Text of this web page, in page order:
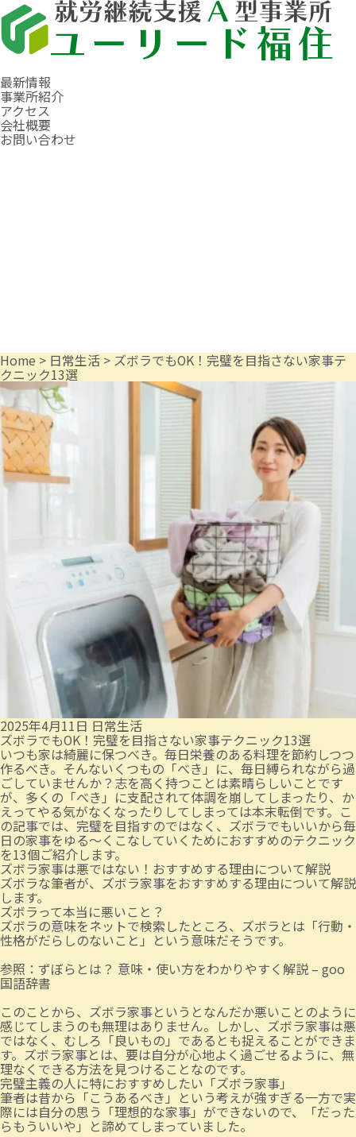
最新情報
事業所紹介
アクセス
会社概要
お問い合わせ
Home > 日常生活 > ズボラでもOK！完璧を目指さない家事テ
クニック13選
2025年4月11日 日常生活
ズボラでもOK！完璧を目指さない家事テクニック13選
いつも家は綺麗に保つべき。毎日栄養のある料理を節約しつつ
作るべき。そんないくつもの「べき」に、毎日縛られながら過
ごしていませんか？志を高く持つことは素晴らしいことです
が、多くの「べき」に支配されて体調を崩してしまったり、か
えってやる気がなくなったりしてしまっては本末転倒です。こ
の記事では、完璧を目指すのではなく、ズボラでもいいから毎
日の家事をゆる～くこなしていくためにおすすめのテクニック
を13個ご紹介します。
ズボラ家事は悪ではない！おすすめする理由について解説
ズボラな筆者が、ズボラ家事をおすすめする理由について解説
します。
ズボラって本当に悪いこと？
ズボラの意味をネットで検索したところ、ズボラとは「行動・
性格がだらしのないこと」という意味だそうです。
参照： ずぼらとは？ 意味・使い方をわかりやすく解説 – goo
国語辞書
このことから、ズボラ家事というとなんだか悪いことのように
感じてしまうのも無理はありません。しかし、ズボラ家事は悪
ではなく、むしろ「良いもの」であるとも捉えることができま
す。ズボラ家事とは、要は自分が心地よく過ごせるように、無
理なくできる方法を見つけることなのです。
完璧主義の人に特におすすめしたい「ズボラ家事」
筆者は昔から「こうあるべき」という考えが強すぎる一方で実
際には自分の思う「理想的な家事」ができないので、「だった
らもういいや」と諦めてしまっていました。